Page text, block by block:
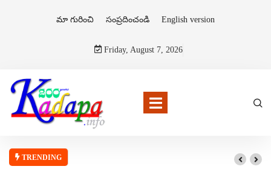
మా గురించి సంప్రదించండి English version
Friday, August 7, 2026
TRENDING